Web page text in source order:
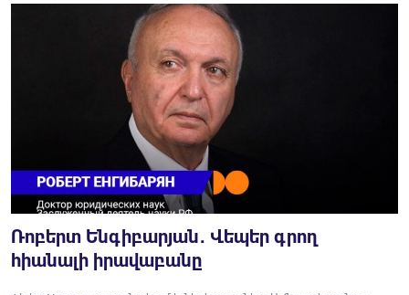
Ռոբերտ Ենգիբարյան․ Վեպեր գրող
հիանալի իրավաբանը